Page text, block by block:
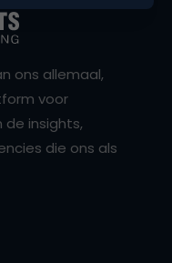
ons allemaal,
voor
de insights,
die ons als